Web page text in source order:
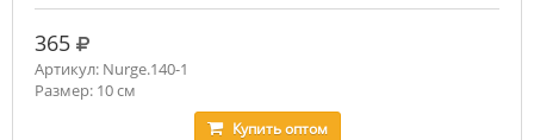
365 руб.
Артикул: Nurge.140-1
Размер: 10 см
Купитьоптом